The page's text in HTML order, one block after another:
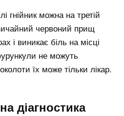
гнійник можна на третій
червоний прищ
і виникає біль на місці
не можуть
їх може тільки лікар.
діагностика